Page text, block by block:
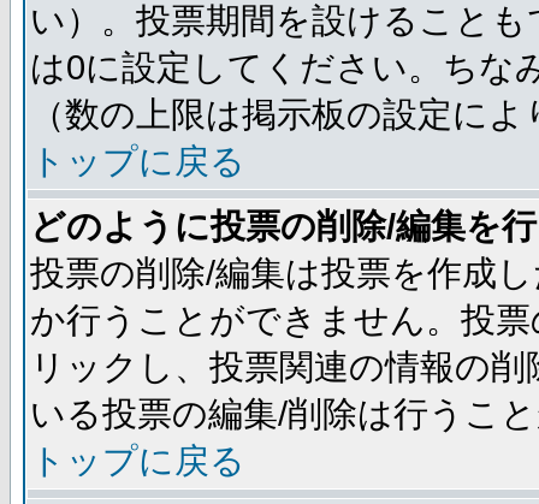
い）。投票期間を設けること
は0に設定してください。ちな
（数の上限は掲示板の設定に
トップに戻る
どのように投票の削除/編集を
投票の削除/編集は投票を作成
か行うことができません。投
リックし、投票関連の情報の
いる投票の編集/削除は行うこ
トップに戻る